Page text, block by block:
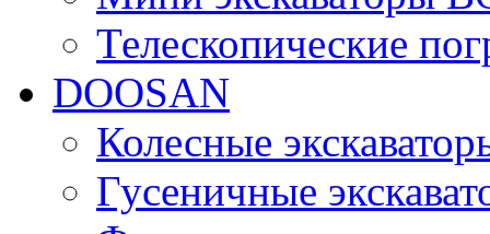
Телескопические
DOOSAN
Колесные
Гусеничные